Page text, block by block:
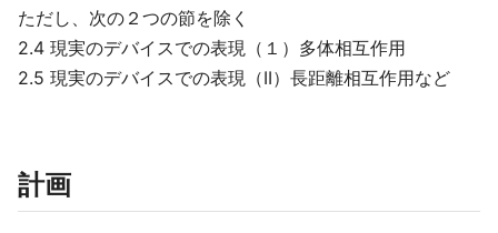
ただし、次の２つの節を除く
2.4 現実のデバイスでの表現（１）多体相互作用
2.5 現実のデバイスでの表現（II）長距離相互作用など
計画